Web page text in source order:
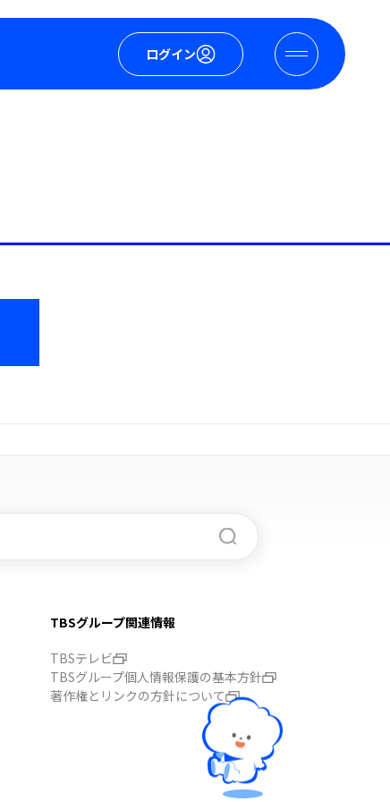
ログイン
TBSグループ関連情報
TBSテレビ
TBSグループ個人情報保護の基本方針
著作権とリンクの方針について